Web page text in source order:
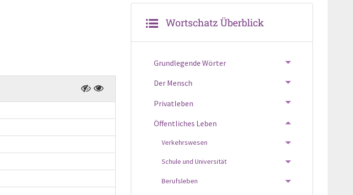
Wortschatz Überblick
Grundlegende Wörter TOGGLE MENU
Der Mensch TOGGLE MENU
Privatleben TOGGLE MENU
Öffentliches Leben
TOGGLE MENU
Verkehrswesen
TOGGLE MENU
Schule und Universität
TOGGLE MENU
Berufsleben
TOGGLE MENU